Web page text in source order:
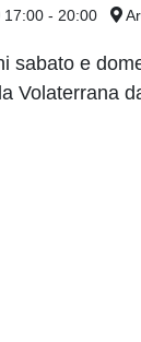
17:00 - 20:00
sabato e
Volaterrana